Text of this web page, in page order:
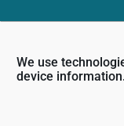
We use
device
Клиника
Условия и